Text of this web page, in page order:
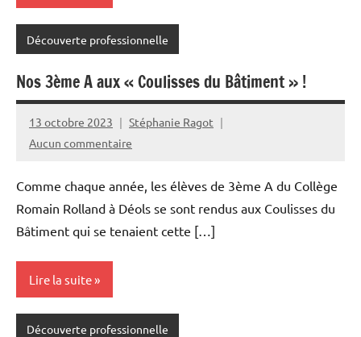
Découverte professionnelle
Nos 3ème A aux « Coulisses du Bâtiment » !
13 octobre 2023
Stéphanie Ragot
Aucun commentaire
Comme chaque année, les élèves de 3ème A du Collège
Romain Rolland à Déols se sont rendus aux Coulisses du
Bâtiment qui se tenaient cette […]
Lire la suite
Découverte professionnelle